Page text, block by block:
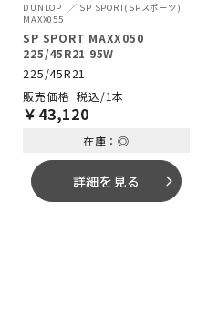
DUNLOP
SP SPORT(SPスポーツ)
MAXX055
SP SPORT MAXX050
225/45R21 95W
225/45R21
税込/1本
￥ 43,120
在庫：◎
詳細を見る arrow_forward_ios